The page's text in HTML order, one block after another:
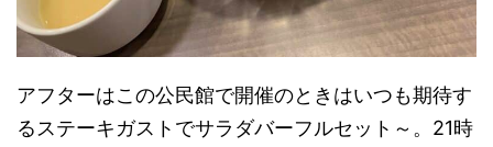
アフターはこの公民館で開催のときはいつも期待す
るステーキガストでサラダバーフルセット～。21時